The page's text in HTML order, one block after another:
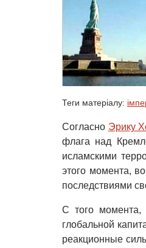
Теги матеріалу:
Согласно Эрику
флага над
исламскими
этого момента,
последствиями
С того момента,
глобальной
реакционные